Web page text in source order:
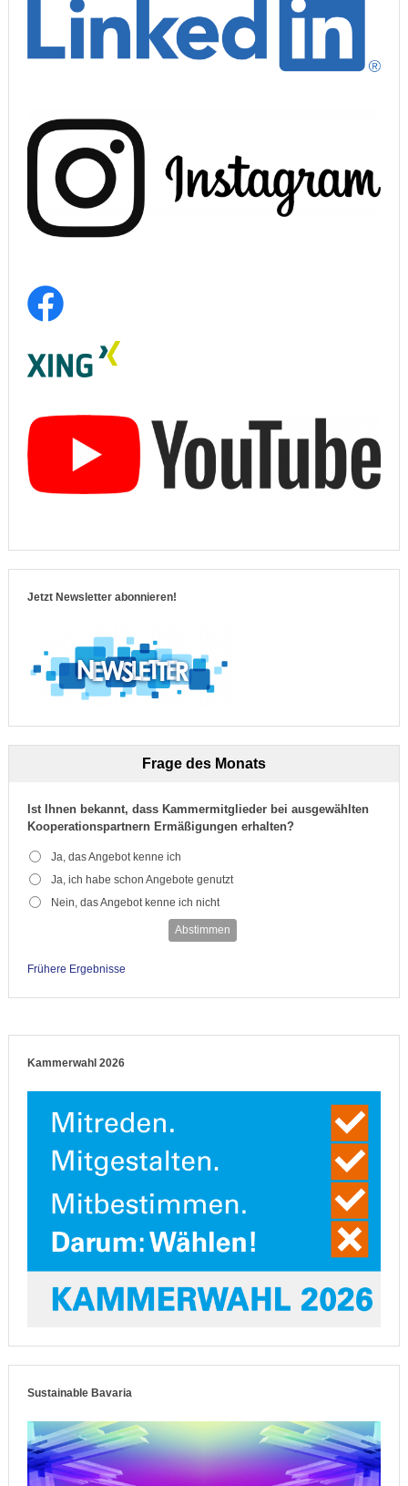
Jetzt Newsletter abonnieren!
Frage des Monats
Ist Ihnen bekannt, dass Kammermitglieder bei ausgewählten
Kooperationspartnern Ermäßigungen erhalten?
Ja, das Angebot kenne ich
Ja, ich habe schon Angebote genutzt
Nein, das Angebot kenne ich nicht
Abstimmen
Frühere Ergebnisse
Kammerwahl 2026
Sustainable Bavaria